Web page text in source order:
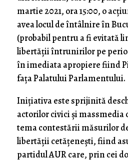
martie 2021, ora 15:00, o
avea locul de întâlnire în
(probabil pentru a fi evitată
libertăţii întrunirilor pe
în imediata apropiere fiind
faţa Palatului Parlamentului.
Iniţiativa este sprijinită
actorilor civici şi massmedia
tema contestării măsurilor
libertăţii cetăţeneşti, fiind
partidul AUR care, prin cei